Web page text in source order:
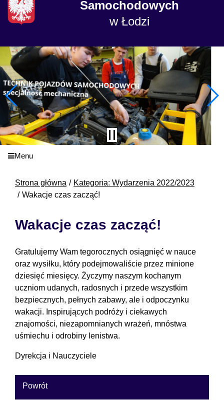
Samochodowych
w Łodzi
Menu
Strona główna
Kategoria: Wydarzenia 2022/2023
Wakacje czas zacząć!
Wakacje czas zacząć!
Gratulujemy Wam tegorocznych osiągnięć w nauce
oraz wysiłku, który podejmowaliście przez minione
dziesięć miesięcy. Życzymy naszym kochanym
uczniom udanych, radosnych i przede wszystkim
bezpiecznych, pełnych zabawy, ale i odpoczynku
wakacji. Inspirujących podróży i ciekawych
znajomości, niezapomnianych wrażeń, mnóstwa
uśmiechu i odrobiny lenistwa.
Dyrekcja i Nauczyciele
Powrót